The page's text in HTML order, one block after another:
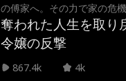
の傅家へ。その力で家の危
嫌う叔父・傅深彦の心も開
れっ子となる。
奪われた人生を取り
令嬢の反撃
867.4k
4k